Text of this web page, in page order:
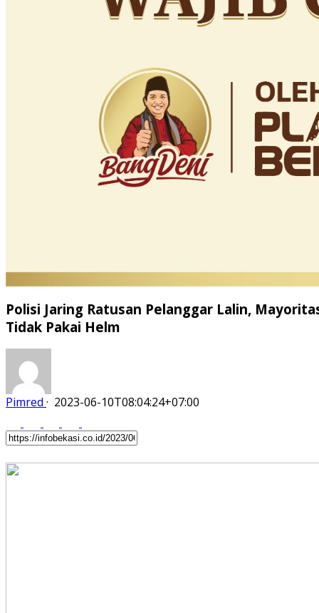
Polisi Jaring Ratusan Pelanggar Lalin,
Tidak Pakai Helm
Pimred · 2023-06-10T08:04:24+07:00